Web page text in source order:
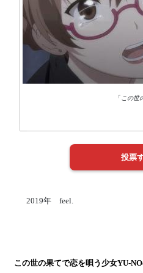
「 この世
2019年 feel.
この世の果てで恋を唄う少女YU-